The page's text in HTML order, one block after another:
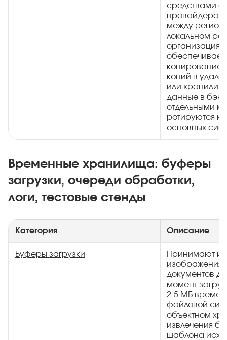
средствами
провайдера с
между
локальном
организация
копирование,
копий в
или
данные в
отдельными
ротируются
основных
Временные хранилища: буферы
загрузки, очереди обработки,
логи, тестовые стенды
Категория Описание
Буферы загрузки
Принимают
изображения
документов
момент
2-5 МБ
файловой
объектном
извлечения
шаблона